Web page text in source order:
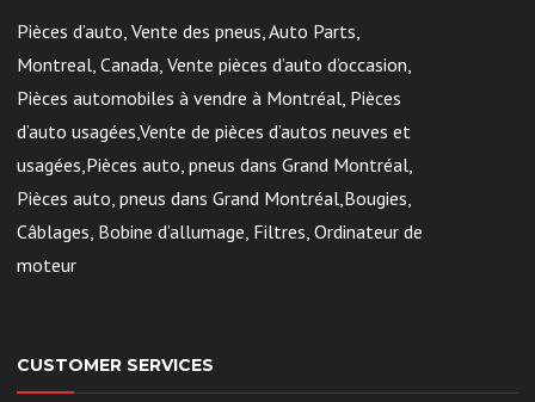
Pièces d’auto, Vente des pneus, Auto Parts,
Montreal, Canada, Vente pièces d’auto d’occasion,
Pièces automobiles à vendre à Montréal, Pièces
d’auto usagées,Vente de pièces d’autos neuves et
usagées,Pièces auto, pneus dans Grand Montréal,
Pièces auto, pneus dans Grand Montréal,Bougies,
Câblages, Bobine d’allumage, Filtres, Ordinateur de
moteur
CUSTOMER SERVICES